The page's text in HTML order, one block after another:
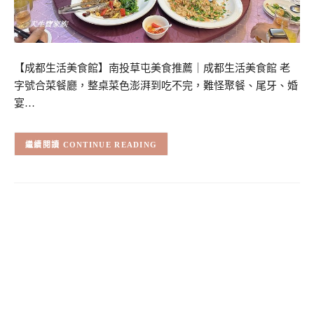
【成都生活美食館】南投草屯美食推薦｜成都生活美食館 老
字號合菜餐廳，整桌菜色澎湃到吃不完，難怪聚餐、尾牙、婚
宴…
CONTINUE READING